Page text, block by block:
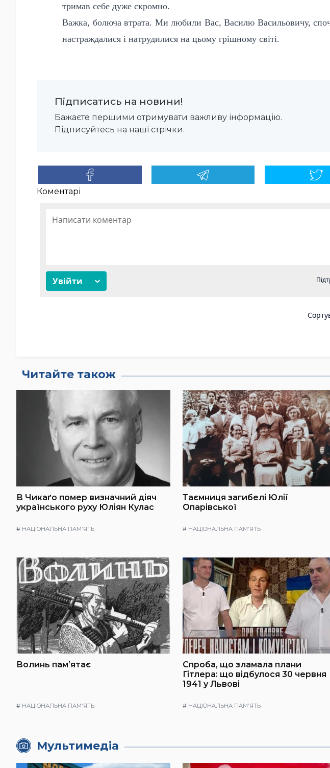
тримав себе дуже скромно.
Важка, болюча втрата. Ми любили Вас, Василю Васильовичу,
настраждалися і натрудилися на цьому грішному світі.
Підписатись на новини!
Бажаєте першими отримувати важливу інформацію.
Підписуйтесь на наші стрічки.
Коментарі
Читайте також
В Чикаґо помер визначний діяч
українського руху Юліян Кулас
# НАЦІОНАЛЬНА ПАМ'ЯТЬ
Таємниця загибелі Юлії
Опарівської
# НАЦІОНАЛЬНА ПАМ'ЯТЬ
Волинь памʼятає
# НАЦІОНАЛЬНА ПАМ'ЯТЬ
Спроба, що зламала плани
Гітлера: що відбулося 30 червня
1941 у Львові
# НАЦІОНАЛЬНА ПАМ'ЯТЬ
Мультимедіа